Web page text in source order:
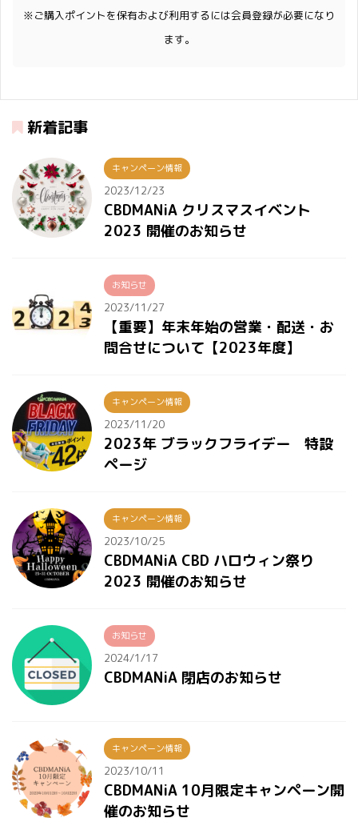
※ご購入ポイントを保有および利用するには会員登録が必要になり
ます。
新着記事
キャンペーン情報
2023/12/23
CBDMANiA クリスマスイベント
2023 開催のお知らせ
お知らせ
2023/11/27
【重要】年末年始の営業・配送・お
問合せについて【2023年度】
キャンペーン情報
2023/11/20
2023年 ブラックフライデー 特設
ページ
キャンペーン情報
2023/10/25
CBDMANiA CBD ハロウィン祭り
2023 開催のお知らせ
お知らせ
2024/1/17
CBDMANiA 閉店のお知らせ
キャンペーン情報
2023/10/11
CBDMANiA 10月限定キャンペーン開
催のお知らせ